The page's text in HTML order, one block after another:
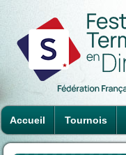
Accueil Tournois